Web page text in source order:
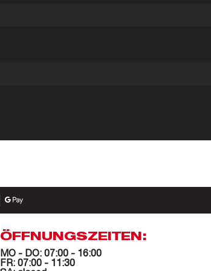
ÖFFNUNGSZEITEN:
MO - DO: 07:00 - 16:00
FR: 07:00 - 11:30